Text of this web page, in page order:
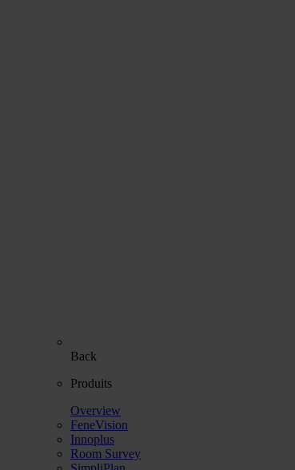
Back
Produits
Overview
FeneVision
Innoplus
Room Survey